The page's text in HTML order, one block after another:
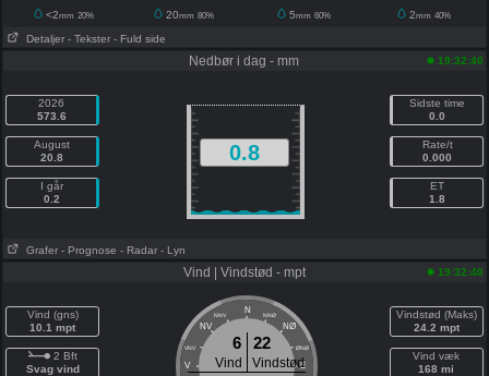
<2mm 20% 20mm 80% 5mm 60% 2mm 40%
Detaljer - Tekster - Fuld side
Nedbør i dag - mm 19:32:40
2026
573.6
August
20.8
I går
0.2
0.8
Sidste time
0.0
Rate/t
0.000
ET
1.8
Grafer - Prognose - Radar - Lyn
Vind | Vindstød - mpt 19:32:40
Vind (gns)
10.1 mpt
2 Bft
Svag vind
N
NNV NNØ
NV NØ
VNV ØNØ
V E
6 22
Vind
Vindstød
Vindstød (Maks)
24.2 mpt
Vind væk
168 mi